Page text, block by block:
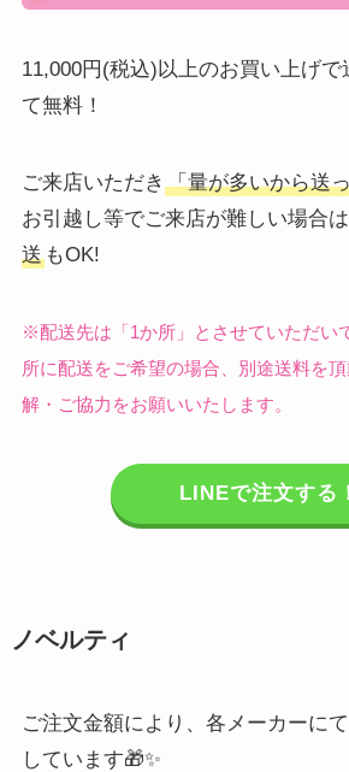
11,000円(税込)以上のお買い上げ
て無料！
ご来店いただき 「量が多いから送
お引越し等でご来店が難しい場合は
送もOK!
※配送先は「1か所」とさせていただい
所に配送をご希望の場合、別途送料を
解・ご協力をお願いいたします。
LINEで注文する！
ノベルティ
ご注文金額により、各メーカーに
しています🎁✨